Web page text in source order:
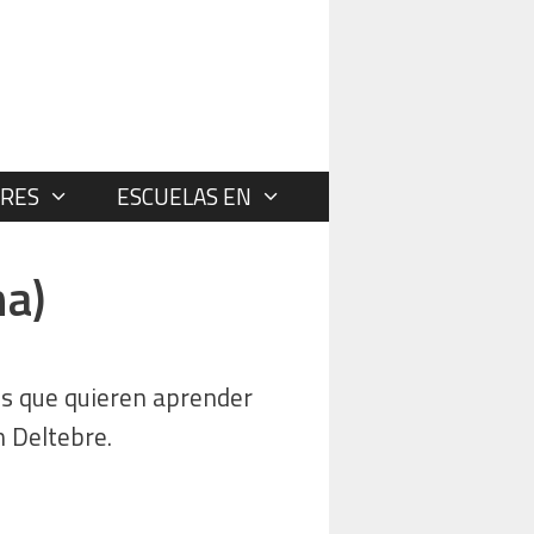
ESCUELAS EN
que quieren aprender
Deltebre.